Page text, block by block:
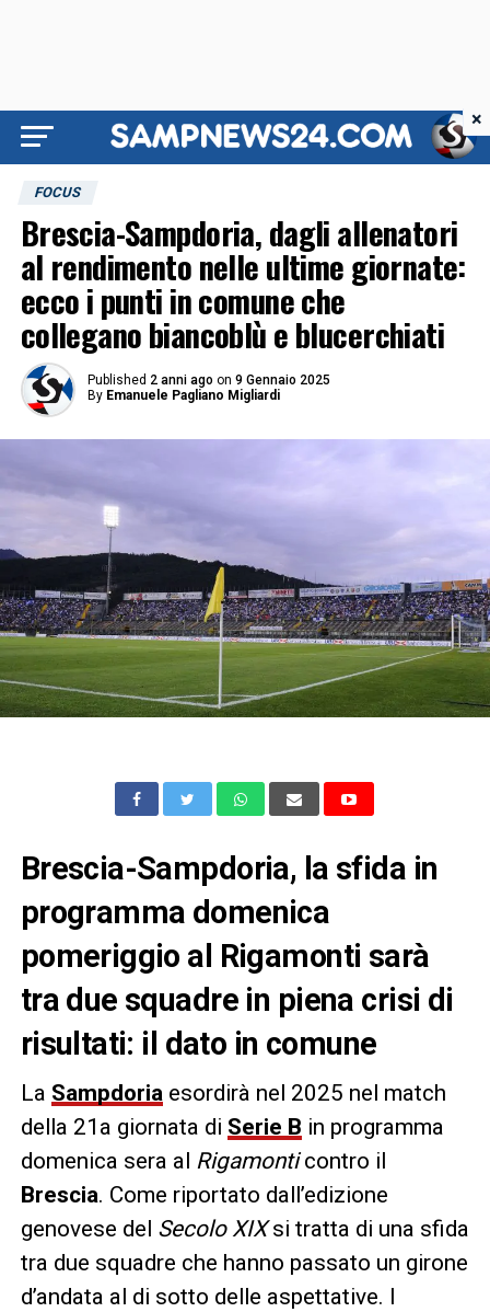
FOCUS
Brescia-Sampdoria, dagli allenatori
al rendimento nelle ultime giornate:
ecco i punti in comune che
collegano biancoblù e blucerchiati
Published 2 anni ago on 9 Gennaio 2025
By Emanuele Pagliano Migliardi
Brescia-Sampdoria, la sfida in
programma domenica
pomeriggio al Rigamonti sarà
tra due squadre in piena crisi di
risultati: il dato in comune
La Sampdoriaesordirà nel 2025 nel match
della 21a giornata di Serie B in programma
domenica sera al Rigamonticontro il
Brescia. Come riportato dall’edizione
genovese del Secolo XIXsi tratta di una sfida
tra due squadre che hanno passato un girone
d’andata al di sotto delle aspettative. I
×